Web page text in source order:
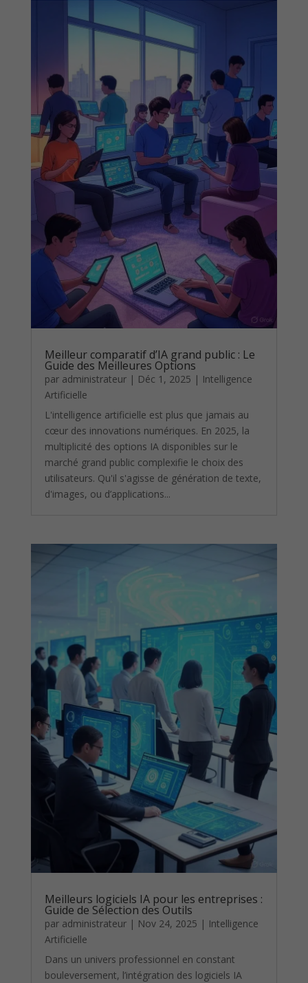
Meilleur comparatif d’IA grand public : Le
Guide des Meilleures Options
par administrateur| Déc 1, 2025 | Intelligence
Artificielle
L'intelligence artificielle est plus que jamais au
cœur des innovations numériques. En 2025, la
multiplicité des options IA disponibles sur le
marché grand public complexifie le choix des
utilisateurs. Qu'il s'agisse de génération de texte,
d'images, ou d’applications...
Meilleurs logiciels IA pour les entreprises :
Guide de Sélection des Outils
par administrateur| Nov 24, 2025 | Intelligence
Artificielle
Dans un univers professionnel en constant
bouleversement, l’intégration des logiciels IA